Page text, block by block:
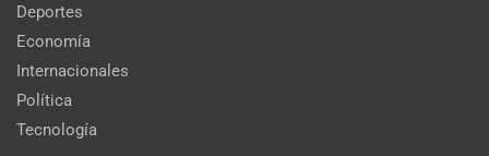
Deportes
Economía
Internacionales
Política
Tecnología